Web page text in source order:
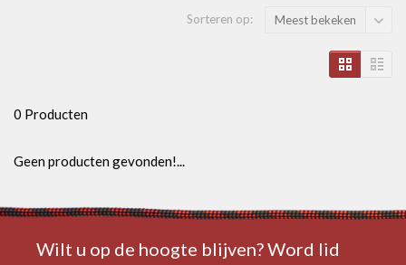
Sorteren op: Meest bekeken
0 Producten
Geen producten gevonden!...
Wilt u op de hoogte blijven? Word lid